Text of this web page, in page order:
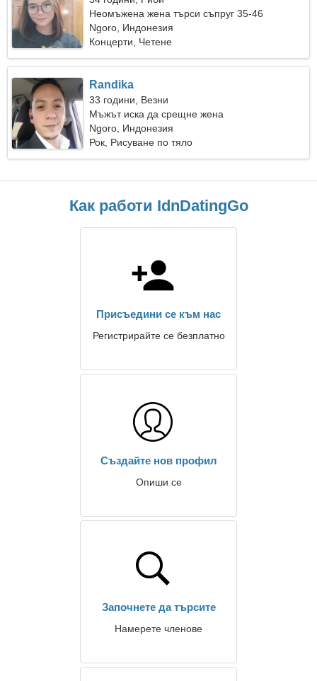
Неомъжена жена търси съпруг 35-46
Ngoro, Индонезия
Концерти, Четене
Randika
33 години, Везни
Мъжът иска да срещне жена
Ngoro, Индонезия
Рок, Рисуване по тяло
Как работи IdnDatingGo
Присъедини се към нас
Регистрирайте се безплатно
Създайте нов профил
Опиши се
Започнете да търсите
Намерете членове